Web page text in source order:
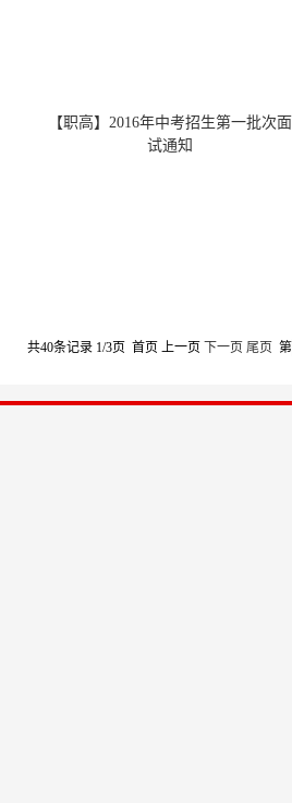
【职高】2016年中考招生第一批次面
试通知
共40条记录 1/3页 首页 上一页 下一页 尾页 第